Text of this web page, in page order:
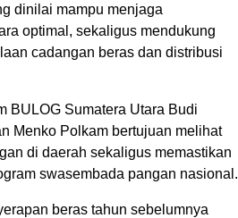
dinilai mampu menjaga
optimal, sekaligus mendukung
cadangan beras dan distribusi
BULOG Sumatera Utara Budi
Menko Polkam bertujuan melihat
di daerah sekaligus memastikan
swasembada pangan nasional.
beras tahun sebelumnya